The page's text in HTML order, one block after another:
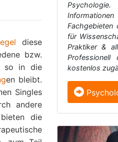
diese
bzw.
so in die
en bleibt.
Singles
andere
die
Fachgebieten
für
Praktiker &
Professionell
kostenlos